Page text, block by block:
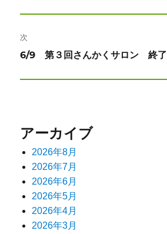
ビ
ゲ
ー
シ
ン
次
次
6/9 第３回さんかくサロン 終了
アーカイブ
2026年8月
2026年7月
2026年6月
2026年5月
2026年4月
2026年3月